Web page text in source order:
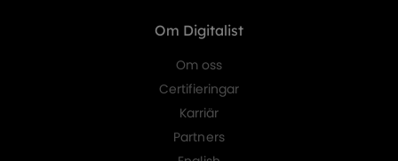
Om Digitalist
Om oss
Certifieringar
Karriär
Partners